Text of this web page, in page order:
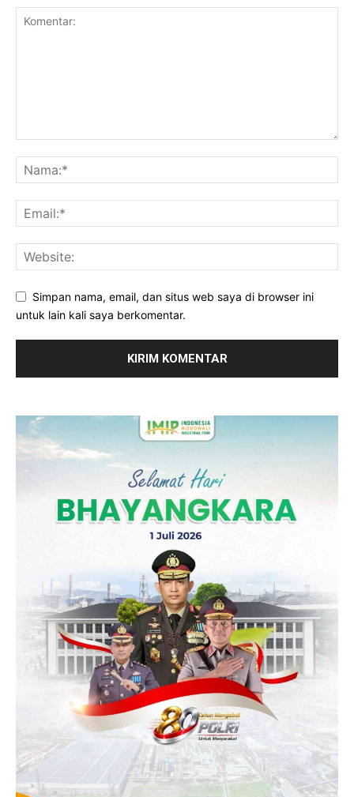
Simpan nama, email, dan situs web saya di browser ini
untuk lain kali saya berkomentar.